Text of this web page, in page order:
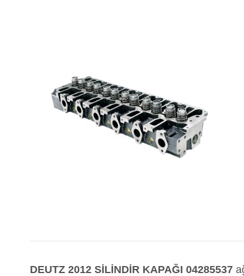
DEUTZ 2012 SİLİNDİR KAPAĞI 04285537